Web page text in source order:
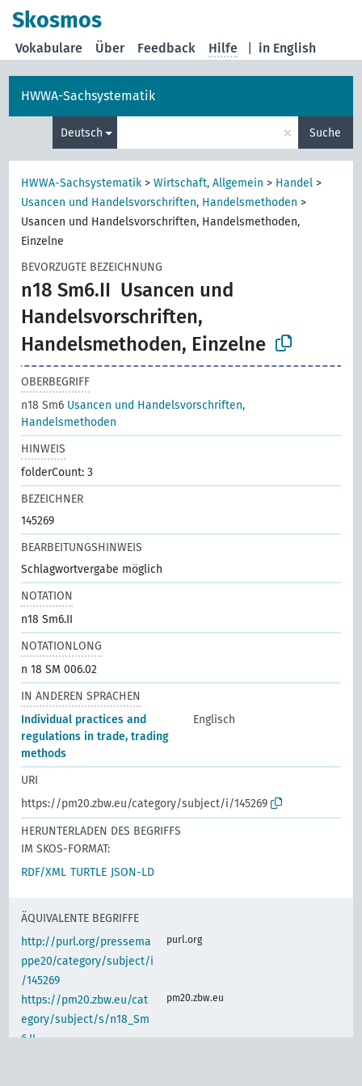
Skosmos
in English
Vokabulare Über Feedback Hilfe
HWWA-Sachsystematik
Deutsch × Suche
HWWA-Sachsystematik >Wirtschaft, Allgemein > Handel >
Usancen und Handelsvorschriften, Handelsmethoden >
Usancen und Handelsvorschriften, Handelsmethoden,
Einzelne
BEVORZUGTE BEZEICHNUNG
n18 Sm6.II Usancen und
Handelsvorschriften,
Handelsmethoden, Einzelne
OBERBEGRIFF
n18 Sm6 Usancen und Handelsvorschriften,
Handelsmethoden
HINWEIS
folderCount: 3
BEZEICHNER
145269
BEARBEITUNGSHINWEIS
Schlagwortvergabe möglich
NOTATION
n18 Sm6.II
NOTATIONLONG
n 18 SM 006.02
IN ANDEREN SPRACHEN
Individual practices and
regulations in trade, trading
methods
Englisch
URI
https://pm20.zbw.eu/category/subject/i/145269
HERUNTERLADEN DES BEGRIFFS
IM SKOS-FORMAT:
RDF/XML TURTLE JSON-LD
ÄQUIVALENTE BEGRIFFE
http://purl.org/pressema
ppe20/category/subject/i
/145269
purl.org
https://pm20.zbw.eu/cat
egory/subject/s/n18_Sm
6.II
pm20.zbw.eu